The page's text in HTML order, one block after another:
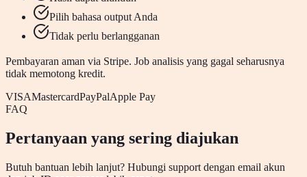
Pilih bahasa output Anda
Tidak perlu berlangganan
Pembayaran aman via Stripe. Job analisis yang gagal seharusnya
tidak memotong kredit.
VISAMastercardPayPalApple Pay
FAQ
Pertanyaan yang sering diajukan
Butuh bantuan lebih lanjut? Hubungi support dengan email akun